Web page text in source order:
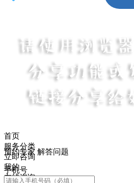
首页
服务分类
立即咨询
我的
在线咨询
预约专家 解答问题
手机号